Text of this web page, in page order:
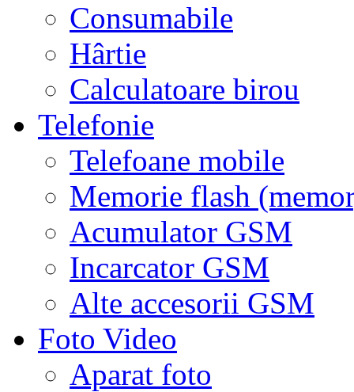
Consumabile
Hârtie
Calculatoare birou
Telefonie
Telefoane mobile
Memorie flash
Acumulator GSM
Incarcator GSM
Alte accesorii GSM
Foto Video
Aparat foto